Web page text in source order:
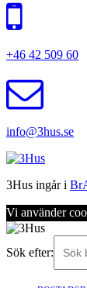
+46 42 509 60
info@3hus.se
3Hus ingår i
Vi använder
Sök efter: